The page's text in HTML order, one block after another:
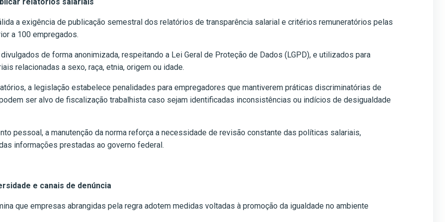
a exigência de publicação semestral dos relatórios de transparência salarial e critérios remuneratórios pelas
a 100 empregados.
de forma anonimizada, respeitando a Lei Geral de Proteção de Dados (LGPD), e utilizados para
relacionadas a sexo, raça, etnia, origem ou idade.
a legislação estabelece penalidades para empregadores que mantiverem práticas discriminatórias de
ser alvo de fiscalização trabalhista caso sejam identificadas inconsistências ou indícios de desigualdade
pessoal, a manutenção da norma reforça a necessidade de revisão constante das políticas salariais,
informações prestadas ao governo federal.
e canais de denúncia
que empresas abrangidas pela regra adotem medidas voltadas à promoção da igualdade no ambiente